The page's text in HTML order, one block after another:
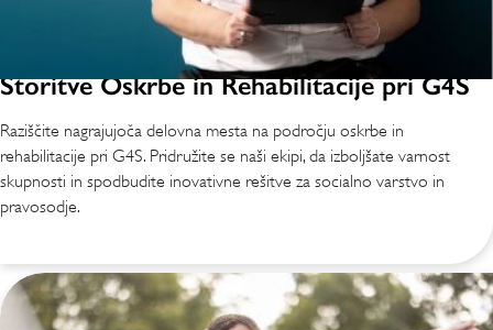
Storitve Oskrbe in Rehabilitacije pri G4S
Raziščite nagrajujoča delovna mesta na področju oskrbe in
rehabilitacije pri G4S. Pridružite se naši ekipi, da izboljšate varnost
skupnosti in spodbudite inovativne rešitve za socialno varstvo in
pravosodje.